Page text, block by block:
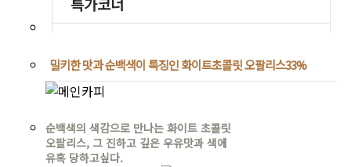
밀키한 맛과 순백색이 특징인 화이트초콜릿 오팔리스33%
순백색의 색감으로 만나는 화이트 초콜릿
오팔리스, 그 진하고 깊은 우유맛과 색에
유혹 당하고싶다.